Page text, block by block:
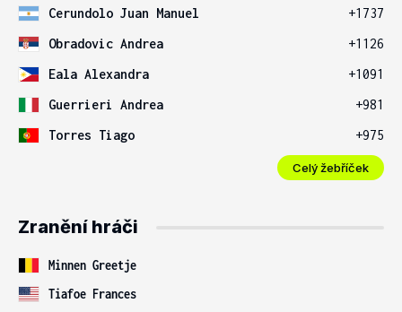
Cerundolo Juan Manuel
+1737
Obradovic Andrea
+1126
Eala Alexandra
+1091
Guerrieri Andrea
+981
Torres Tiago
+975
Celý žebříček
Zranění hráči
Minnen Greetje
Tiafoe Frances